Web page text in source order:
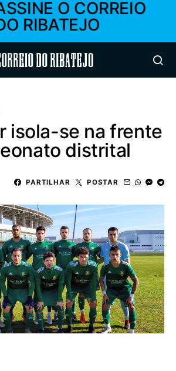
O CORREIO
RIBATEJO
Correio do Ribatejo
isola-se na frente
distrital
PARTILHAR POSTAR